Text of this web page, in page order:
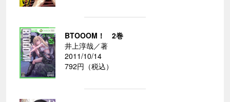
BTOOOM！ 2巻
井上淳哉／著
2011/10/14
792円（税込）